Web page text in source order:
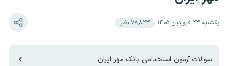
یکشنبه ۲۳ فروردین ۱۴۰۵ ۷۸٬۸۲۳ نظر
سوالات آزمون استخدامی بانک مهر ایران